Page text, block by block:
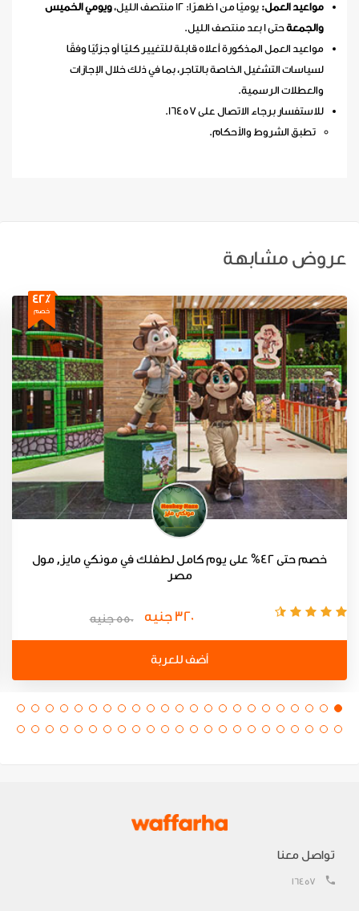
مواعيد العمل: يوميًا من 1 ظهرًا: 12 منتصف الليل،
ويومي الخميس
والجمعةحتى 1 بعد منتصف الليل.
مواعيد العمل المذكورة أعلاه قابلة للتغيير كليًا أو جزئيًا وفقًا
لسياسات التشغيل الخاصة بالتاجر، بما في ذلك خلال الإجازات
والعطلات الرسمية.
للاستفسار برجاء الاتصال على 16457.
تطبق الشروط والأحكام.
عروض مشابهة
42٪
خصم
خصم حتى 42% على يوم كامل لطفلك في مونكي مايز, مول
مصر
320 جنيه 550 جنيه
أضف للعربة
تواصل معنا
16457